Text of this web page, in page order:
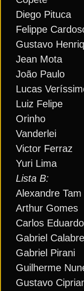
Diego Pituca
Felippe
Gustavo
Jean Mota
João Paulo
Lucas
Luiz Felipe
Orinho
Vanderlei
Victor Ferraz
Yuri Lima
Lista B:
Alexandre Tam
Arthur Gomes
Carlos Eduardo
Gabriel
Gabriel Pirani
Guilherme
Gustavo